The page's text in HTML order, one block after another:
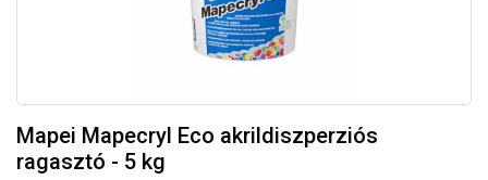
Mapei Mapecryl Eco akrildiszperziós
ragasztó - 5 kg